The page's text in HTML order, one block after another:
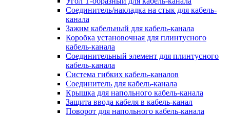
Соединитель/накладка на стык для кабель-
канала
Зажим кабельный для кабель-канала
Коробка установочная для плинтусного
кабель-канала
Соединительный элемент для плинтусного
кабель-канала
Система гибких кабель-каналов
Соединитель для кабель-канала
Крышка для напольного кабель-канала
Защита ввода кабеля в кабель-канал
Поворот для напольного кабель-канала